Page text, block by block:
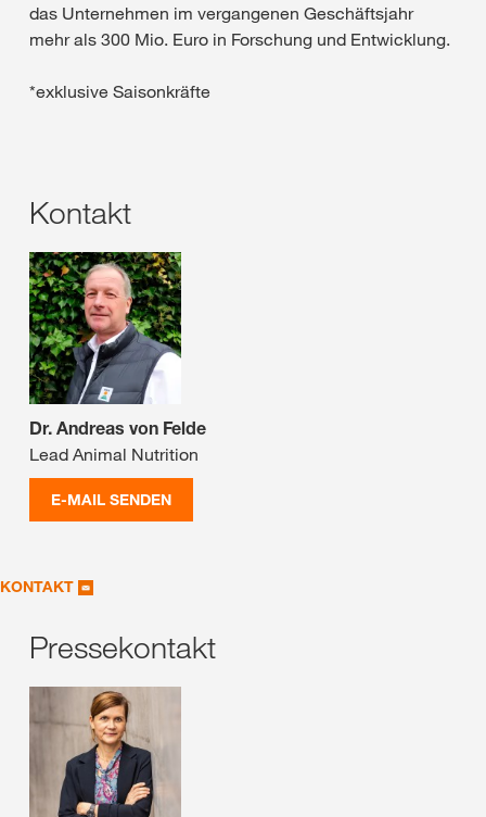
das Unternehmen im vergangenen Geschäftsjahr
mehr als 300 Mio. Euro in Forschung und Entwicklung.
*exklusive Saisonkräfte
Kontakt
Dr. Andreas von Felde
Lead Animal Nutrition
E-MAIL SENDEN
KONTAKT
Pressekontakt